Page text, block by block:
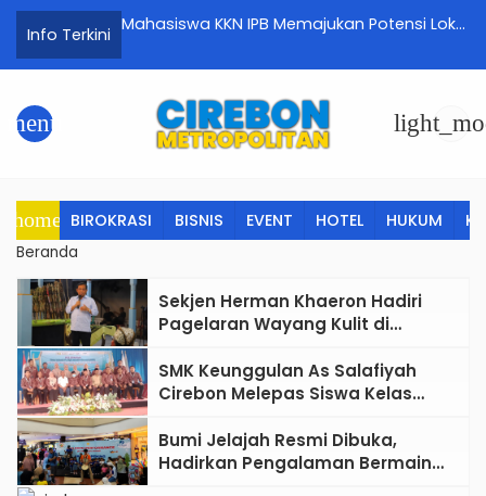
Info Terkini
Pulang dari
Mahasiswa KKN IPB Memajukan Potensi Lokal
Solusi Inovatif
menu
home BIROKRASI BISNIS EVENT HOTEL HUKUM
Beranda
Sekjen Herman Khaeron Hadiri
Pagelaran Wayang Kulit di
Pelestarian Budaya Cirebon
SMK Keunggulan As Salafiyah
Cirebon Melepas Siswa Kelas
Bumi Jelajah Resmi Dibuka,
Hadirkan Pengalaman Bermain